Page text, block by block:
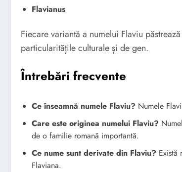
Flavianus
Fiecare variantă a numelui Flaviu
particularitățile culturale și de gen.
Întrebări frecvente
Ce înseamnă numele Flaviu? Numele
Care este originea numelui Flaviu?
de o familie romană importantă.
Ce nume sunt derivate din Flaviu? Există
Flaviana.